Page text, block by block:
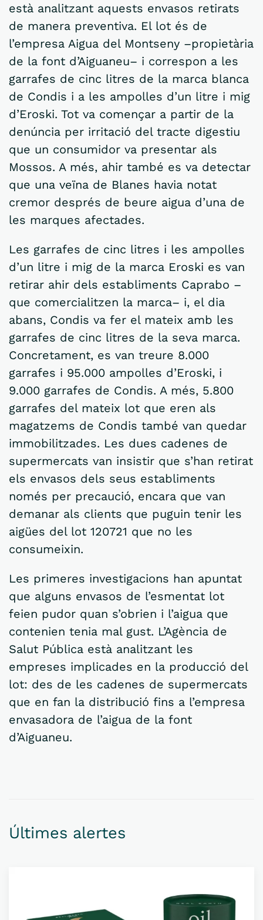
està analitzant aquests envasos retirats
de manera preventiva. El lot és de
l’empresa Aigua del Montseny –propietària
de la font d’Aiguaneu– i correspon a les
garrafes de cinc litres de la marca blanca
de Condis i a les ampolles d’un litre i mig
d’Eroski. Tot va començar a partir de la
denúncia per irritació del tracte digestiu
que un consumidor va presentar als
Mossos. A més, ahir també es va detectar
que una veïna de Blanes havia notat
cremor després de beure aigua d’una de
les marques afectades.
Les garrafes de cinc litres i les ampolles
d’un litre i mig de la marca Eroski es van
retirar ahir dels establiments Caprabo –
que comercialitzen la marca– i, el dia
abans, Condis va fer el mateix amb les
garrafes de cinc litres de la seva marca.
Concretament, es van treure 8.000
garrafes i 95.000 ampolles d’Eroski, i
9.000 garrafes de Condis. A més, 5.800
garrafes del mateix lot que eren als
magatzems de Condis també van quedar
immobilitzades. Les dues cadenes de
supermercats van insistir que s’han retirat
els envasos dels seus establiments
només per precaució, encara que van
demanar als clients que puguin tenir les
aigües del lot 120721 que no les
consumeixin.
Les primeres investigacions han apuntat
que alguns envasos de l’esmentat lot
feien pudor quan s’obrien i l’aigua que
contenien tenia mal gust. L’Agència de
Salut Pública està analitzant les
empreses implicades en la producció del
lot: des de les cadenes de supermercats
que en fan la distribució fins a l’empresa
envasadora de l’aigua de la font
d’Aiguaneu.
Últimes alertes